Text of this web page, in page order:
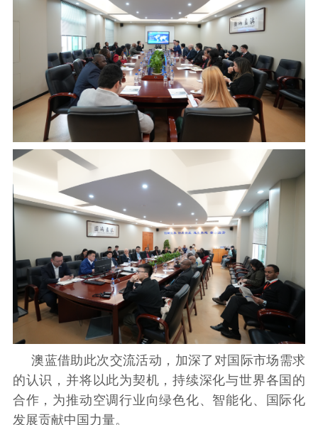
澳蓝借助此次交流活动，加深了对国际市场需求
的认识，并将以此为契机，持续深化与世界各国的
合作，为推动空调行业向绿色化、智能化、国际化
发展贡献中国力量。